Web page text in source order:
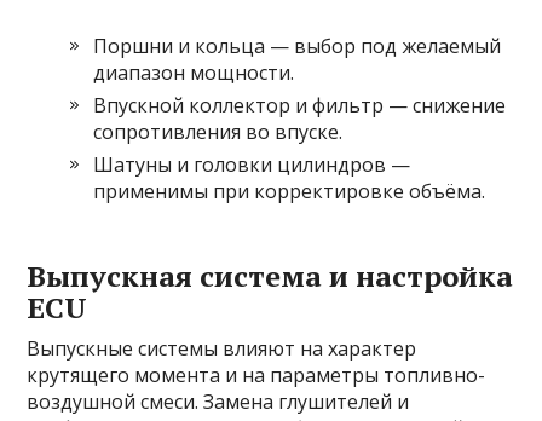
Поршни и кольца — выбор под желаемый
диапазон мощности.
Впускной коллектор и фильтр — снижение
сопротивления во впуске.
Шатуны и головки цилиндров —
применимы при корректировке объёма.
Выпускная система и настройка
ECU
Выпускные системы влияют на характер
крутящего момента и на параметры топливно-
воздушной смеси. Замена глушителей и